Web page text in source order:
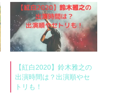
【紅白2020】鈴木雅之の
出演時間は？出演順やセ
トリも！